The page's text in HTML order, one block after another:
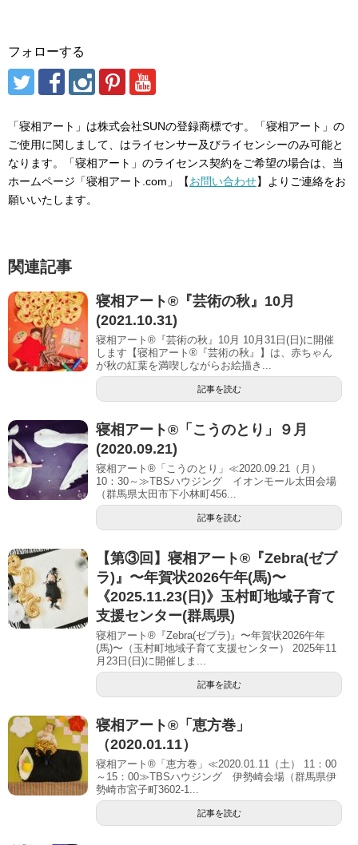
フォローする
「寝相アート」は株式会社SUNの登録商標です。「寝相アート」の
ご使用に関しまして、はライセンサー及びライセンシーのみ可能と
なります。「寝相アート」のライセンス契約をご希望の場合は、当
ホームページ「寝相アート.com」【お問い合わせ】よりご連絡をお
願いいたします。
関連記事
寝相アート®︎『芸術の秋』10月
(2021.10.31)
寝相アート®『芸術の秋』10月 10月31日(日)に開催
します【寝相アート®︎『芸術の秋』】は、赤ちゃん
が秋の紅葉を満喫しながらお絵描き...
記事を読む
寝相アート®「こうのとり」９月
(2020.09.21)
寝相アート®「こうのとり」≪2020.09.21（月）
10：30～≫TBSハウジング イオンモール太田会場
（群馬県太田市下小林町456...
記事を読む
【第③回】寝相アート®︎『Zebra(ゼブ
ラ)』〜年賀状2026午年(馬)〜
《2025.11.23(日)》玉村町地域子育て
支援センター(群馬県)
寝相アート®『Zebra(ゼブラ)』〜年賀状2026午年
(馬)〜（玉村町地域子育て支援センター） 2025年11
月23日(日)に開催しま...
記事を読む
寝相アート®「恵方巻」
（2020.01.11）
寝相アート®「恵方巻」≪2020.01.11（土） 11：00
～15：00≫TBSハウジング 伊勢崎会場（群馬県伊
勢崎市宮子町3602-1...
記事を読む